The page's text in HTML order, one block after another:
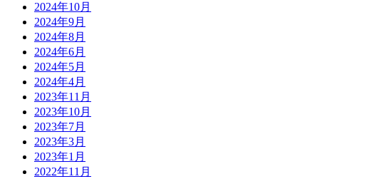
2024年10月
2024年9月
2024年8月
2024年6月
2024年5月
2024年4月
2023年11月
2023年10月
2023年7月
2023年3月
2023年1月
2022年11月